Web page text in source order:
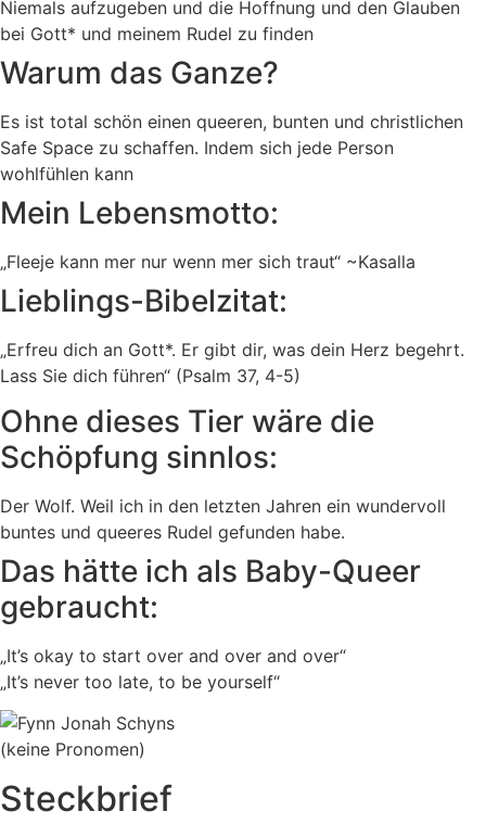
Niemals aufzugeben und die Hoffnung und den Glauben
bei Gott* und meinem Rudel zu finden
Warum das Ganze?
Es ist total schön einen queeren, bunten und christlichen
Safe Space zu schaffen. Indem sich jede Person
wohlfühlen kann
Mein Lebensmotto:
„Fleeje kann mer nur wenn mer sich traut“ ~Kasalla
Lieblings-Bibelzitat:
„Erfreu dich an Gott*. Er gibt dir, was dein Herz begehrt.
Lass Sie dich führen“ (Psalm 37, 4-5)
Ohne dieses Tier wäre die
Schöpfung sinnlos:
Der Wolf. Weil ich in den letzten Jahren ein wundervoll
buntes und queeres Rudel gefunden habe.
Das hätte ich als Baby-Queer
gebraucht:
„It’s okay to start over and over and over“
„It’s never too late, to be yourself“
(keine Pronomen)
Steckbrief